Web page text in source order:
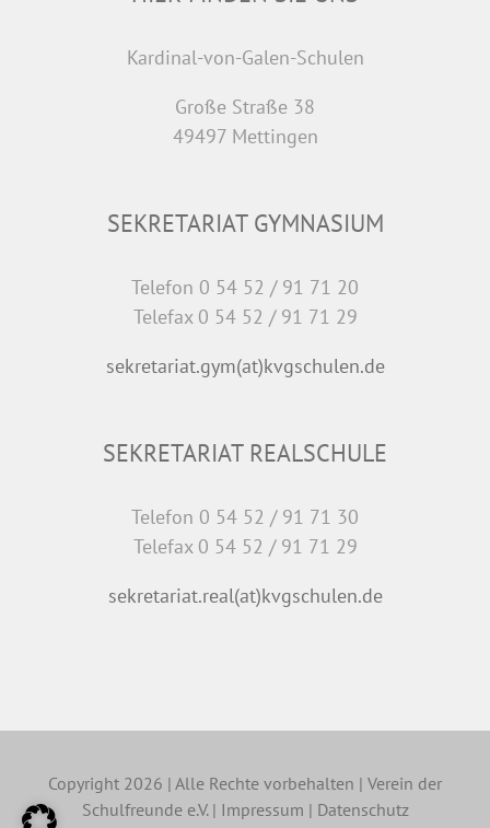
Kardinal-von-Galen-Schulen
Große Straße 38
49497 Mettingen
SEKRETARIAT GYMNASIUM
Telefon 0 54 52 / 91 71 20
Telefax 0 54 52 / 91 71 29
sekretariat.gym(at)kvgschulen.de
SEKRETARIAT REALSCHULE
Telefon 0 54 52 / 91 71 30
Telefax 0 54 52 / 91 71 29
sekretariat.real(at)kvgschulen.de
Copyright 2026 | Alle Rechte vorbehalten | Verein der
Schulfreunde e.V. | Impressum | Datenschutz